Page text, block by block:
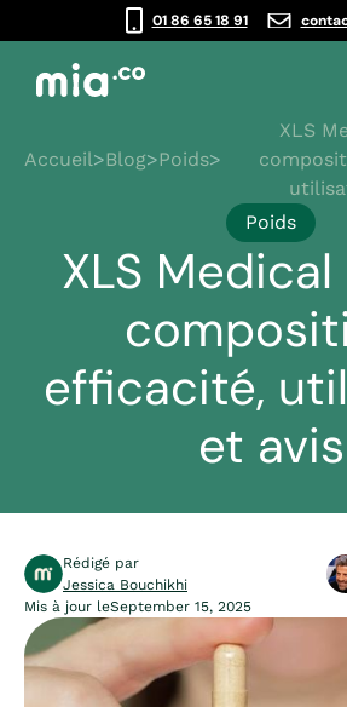
01 86 65 18 91
Accueil>Blog>Poids>
XLS
Poids
XLS Medical
efficacité,
et avis
Rédigé par
Jessica Bouchikhi
Mis à jour leSeptember 15, 2025